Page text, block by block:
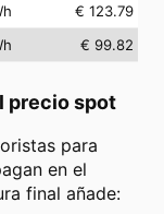
€ 123.79
€ 99.82
precio spot
para
en el
final añade: